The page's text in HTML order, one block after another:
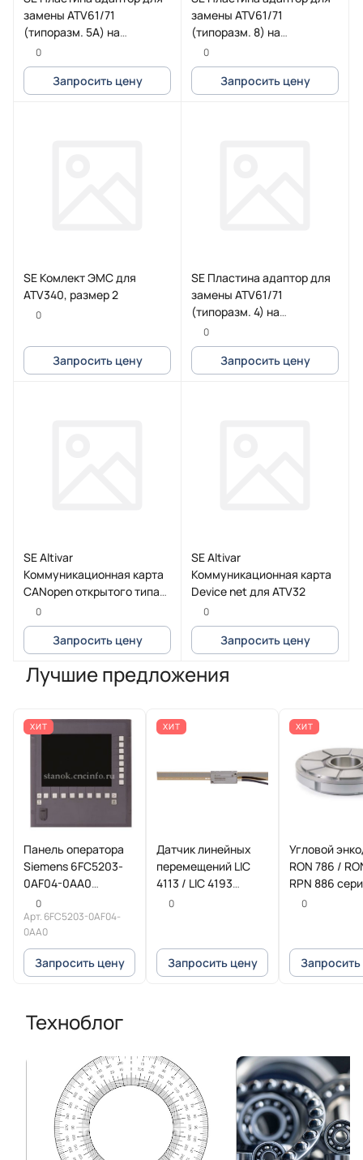
замены ATV61/71
(типоразм. 5А) на
ATV600/900 (типоразм. 2)
0
Запросить цену
замены ATV61/71
(типоразм. 8) на
ATV600/900 (типоразм. 4)
0
Запросить цену
SE Комлект ЭМС для
ATV340, размер 2
0
Запросить цену
SE Пластина адаптор для
замены ATV61/71
(типоразм. 4) на
ATV600/900 (типоразм. 2)
0
Запросить цену
SE Altivar
Коммуникационная карта
CANopen открытого типа
для ATV32
0
Запросить цену
SE Altivar
Коммуникационная карта
Device net для ATV32
0
Запросить цену
Лучшие предложения
ХИТ
Панель оператора
Siemens 6FC5203-
0AF04-0AA0
SINUMERIK
0
Арт. 6FC5203-0AF04-
0AA0
Запросить цену
ХИТ
Датчик линейных
перемещений LIC
4113 / LIC 4193
HEIDENHAIN
0
Запросить цену
ХИТ
Угловой
RON 786 /
RPN 886
HEIDENHAIN
0
Техноблог